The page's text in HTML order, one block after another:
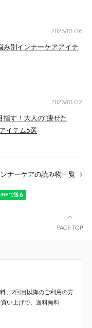
み別インナーケアアイテ
2026/01/26
指す！大人の“痩せた
イテム5選
2026/01/22
ナーケアの読み物一覧
、2回目以降のご利用の方
い上げで、送料無料